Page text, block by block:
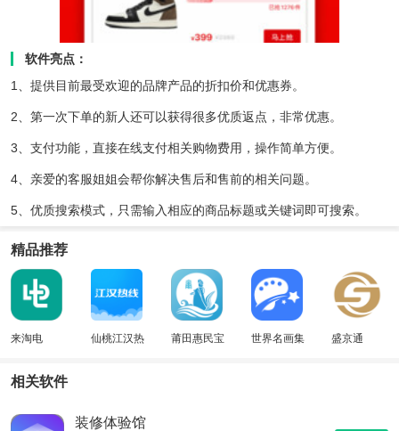
软件亮点：
1、提供目前最受欢迎的品牌产品的折扣价和优惠券。
2、第一次下单的新人还可以获得很多优质返点，非常优惠。
3、支付功能，直接在线支付相关购物费用，操作简单方便。
4、亲爱的客服姐姐会帮你解决售后和售前的相关问题。
5、优质搜索模式，只需输入相应的商品标题或关键词即可搜索。
精品推荐
来淘电
仙桃江汉热
莆田惠民宝 世界名画集 盛京通
相关软件
装修体验馆